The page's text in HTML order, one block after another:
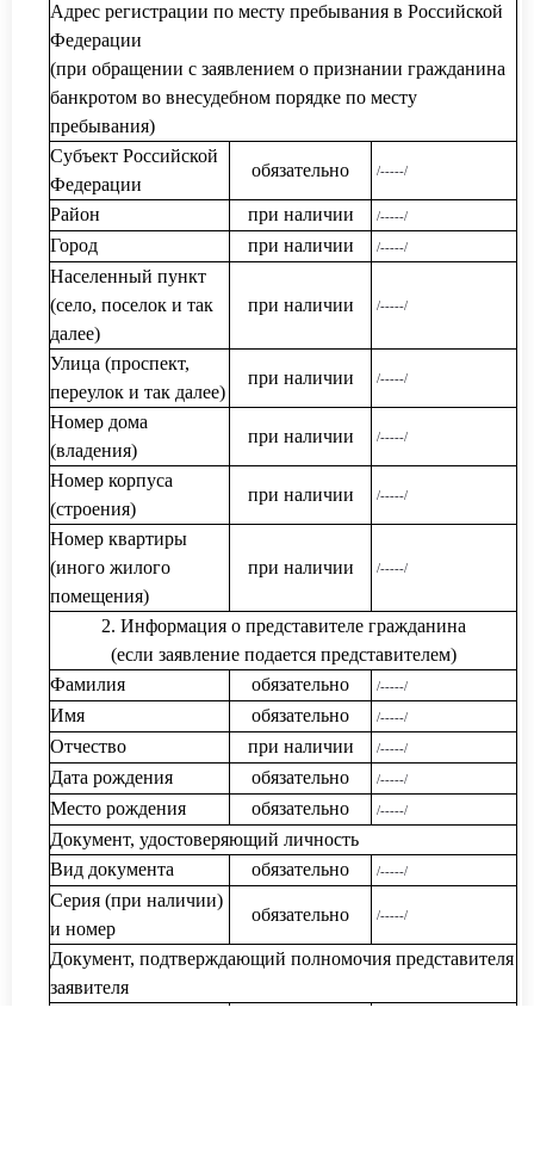
Адрес регистрации по месту пребывания в Российской
Федерации
(при обращении с заявлением о признании гражданина
банкротом во внесудебном порядке по месту
пребывания)
Субъект Российской
Федерации
обязательно /-----/
Район при наличии /-----/
Город при наличии /-----/
Населенный пункт
(село, поселок и так
далее)
при наличии /-----/
Улица (проспект,
переулок и так далее)
при наличии /-----/
Номер дома
(владения)
при наличии /-----/
Номер корпуса
(строения)
при наличии /-----/
Номер квартиры
(иного жилого
помещения)
при наличии /-----/
2. Информация о представителе гражданина
(если заявление подается представителем)
Фамилия
обязательно /-----/
Имя обязательно /-----/
Отчество при наличии /-----/
Дата рождения обязательно /-----/
Место рождения обязательно /-----/
Документ, удостоверяющий личность
Вид документа
обязательно /-----/
Серия (при наличии)
и номер
обязательно /-----/
Документ, подтверждающий полномочия представителя
заявителя